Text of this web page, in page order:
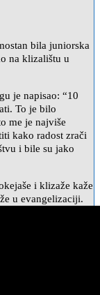
bila juniorska
na klizalištu u
je napisao: “10
To je bilo
me je najviše
kako radost zrači
i bile su jako
i klizaže kaže
u evangelizaciji.